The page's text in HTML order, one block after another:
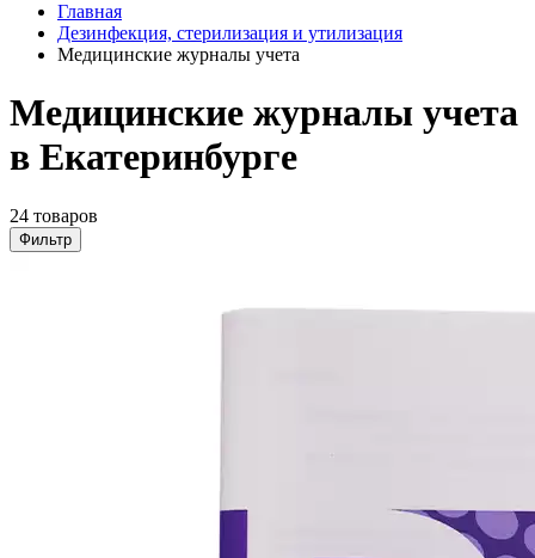
Главная
Дезинфекция, стерилизация и утилизация
Медицинские журналы учета
Медицинские журналы учета
в Екатеринбурге
24 товаров
Фильтр